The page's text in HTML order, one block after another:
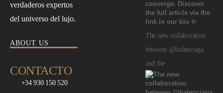
verdaderos expertos
del universo del lujo.
ABOUT US
CONTACTO
+34 930 150 520
The new collaboration
between @balenciaga
and the